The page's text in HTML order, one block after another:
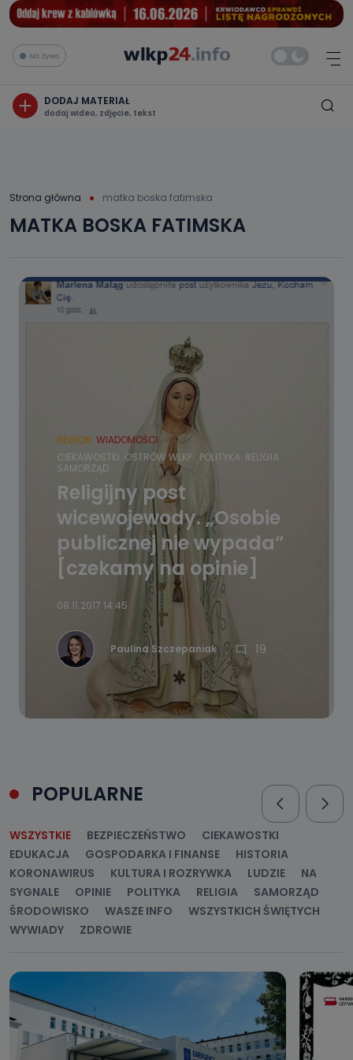
Na żywo
DODAJ MATERIAŁ
dodaj wideo, zdjęcie, tekst
Strona główna matka boska fatimska
MATKA BOSKA FATIMSKA
REGION WIADOMOŚCI
CIEKAWOSTKI OSTRÓW WLKP. POLITYKA RELIGIA
SAMORZĄD
Religijny post
wicewojewody. „Osobie
publicznej nie wypada”
[czekamy na opinie]
08.11.2017 14:45
Paulina Szczepaniak 19
POPULARNE
WSZYSTKIE BEZPIECZEŃSTWO
CIEKAWOSTKI
EDUKACJA
GOSPODARKA I FINANSE
HISTORIA
KORONAWIRUS
KULTURA I ROZRYWKA LUDZIE
NA
SYGNALE
OPINIE POLITYKA RELIGIA
SAMORZĄD
ŚRODOWISKO
WASZE INFO
WSZYSTKICH ŚWIĘTYCH
WYWIADY
ZDROWIE